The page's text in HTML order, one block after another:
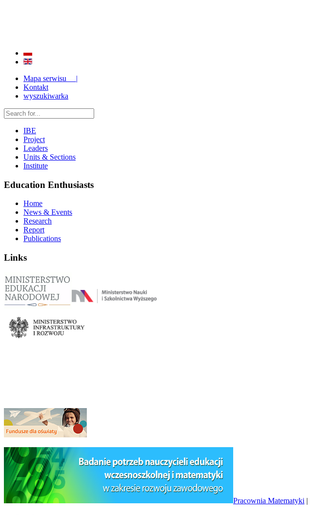
Mapa serwisu |
Kontakt
wyszukiwarka
IBE
Project
Leaders
Units & Sections
Institute
Education Enthusiasts
Home
News & Events
Research
Report
Publications
Links
Pracownia Matematyki |